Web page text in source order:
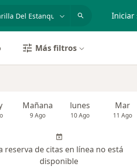
Iniciar
Más filtros
Mañana
9 Ago
lunes
10 Ago
Mar
11 Ago
reserva de citas en línea no está
disponible